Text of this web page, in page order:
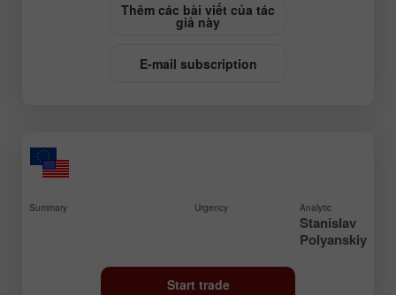
Thêm các bài viết của tác
giả này
E-mail subscription
Summary Urgency Analytic
Stanislav
Polyanskiy
Start trade